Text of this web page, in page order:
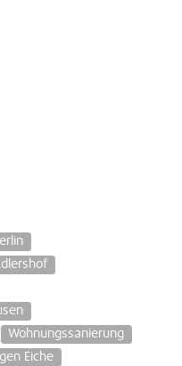
Wohnungssanierung
Eiche